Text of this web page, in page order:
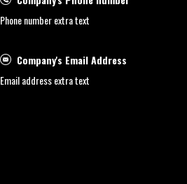
Phone number extra text
Company's Email Address
Email address extra text